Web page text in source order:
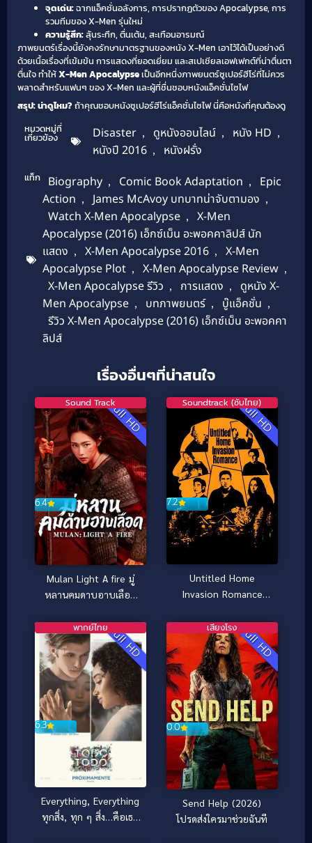
จุดเด่น:ฉากแอ็คชั่นอลังการ, การปรากฏตัวของ Apocalypse, การ
รวมทีมของ X-Men รุ่นใหม่
ความรู้สึก:ลุ้นระทึก, ตื่นเต้น, สะเทือนอารมณ์
ภาพยนตร์เรื่องนี้ยังคงรักษามาตรฐานของหนัง X-Men เอาไว้ได้เป็นอย่างดี
ด้วยเนื้อเรื่องที่เข้มข้น การแสดงที่ยอดเยี่ยม และสเปเชียลเอฟเฟกต์ที่น่าตื่นตา
ตื่นใจ ทำให้X-Men Apocalypseเป็นอีกหนึ่งภาพยนตร์ซูเปอร์ฮีโร่ที่ไม่ควร
พลาดสำหรับแฟนๆ ของ X-Men และผู้ที่ชื่นชอบหนังแอ็คชั่นไซไฟ
สรุป: น่าดูไหม?ถ้าคุณชอบหนังซูเปอร์ฮีโร่แอ็คชั่นไซไฟ นี่คือหนังที่คุณต้องดู
หมวดหมู่ที่
เกี่ยวข้อง Disaster , ดูหนังออนไลน์ , หนัง HD ,
หนังปี 2016 , หนังฝรั่ง
แท็ก Biography , Comic Book Adaptation ,
Epic
Action , James McAvoy บทบาทน่าจับตามอง ,
Watch X-Men Apocalypse ,
X-Men
Apocalypse (2016) เอ็กซ์เม็น อะพอคคาลิปส์ นัก
แสดง , X-Men Apocalypse 2016 ,
X-Men
Apocalypse Plot , X-Men Apocalypse Review ,
X-Men Apocalypse รีวิว , การแสดง ,
ดูหนัง X-
Men Apocalypse , บทภาพยนตร์ , บู๊แอ็คชั่น ,
รีวิว X-Men Apocalypse (2016) เอ็กซ์เม็น อะพอคคา
ลิปส์
เรื่องอื่นๆที่น่าสนใจ
Full HD
6.4
Sound Track
Mulan Light A fire มู่
หลานคมดาบอาบเลือด
Full HD
7.2
Soundtrack (ซับไทย)
Untitled Home
Invasion Romance
Full HD
6.3
พากย์ไทย
Everything, Everything
ทุกสิ่ง, ทุก ๆ สิ่ง…คือเธอ
Full HD
0.0
เสียงโรง
Send Help (2026)
โปรดส่งใครมาช่วยฉันที